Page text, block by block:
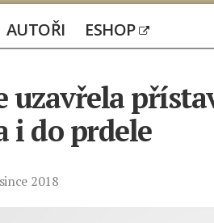
AUTOŘI ESHOP
uzavřela
i do prdele
2018